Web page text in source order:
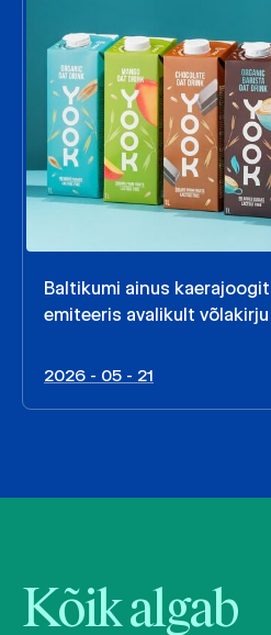
Baltikumi ainus
emiteeris avalikult
2026 - 05 - 21
Kõik algab